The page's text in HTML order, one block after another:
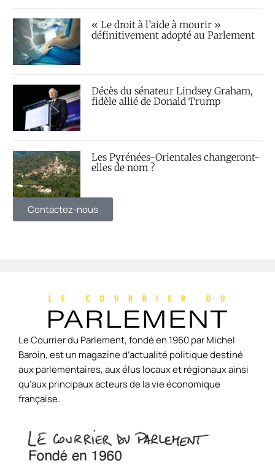
« Le droit à l’aide à mourir »
définitivement adopté au Parlement
Décès du sénateur Lindsey Graham,
fidèle allié de Donald Trump
Les Pyrénées-Orientales changeront-
elles de nom ?
Contactez-nous
Le Courrier du Parlement, fondé en 1960 par Michel
Baroin, est un magazine d’actualité politique destiné
aux parlementaires, aux élus locaux et régionaux ainsi
qu’aux principaux acteurs de la vie économique
française.